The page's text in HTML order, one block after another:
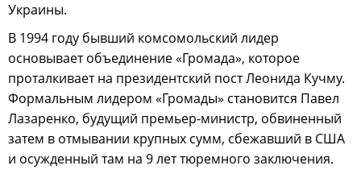
Украины.
В 1994 году бывший комсомольский лидер
основывает объединение «Громада», которое
проталкивает на президентский пост Леонида Кучму.
Формальным лидером «Громады» становится Павел
Лазаренко, будущий премьер-министр, обвиненный
затем в отмывании крупных сумм, сбежавший в США
и осужденный там на 9 лет тюремного заключения.